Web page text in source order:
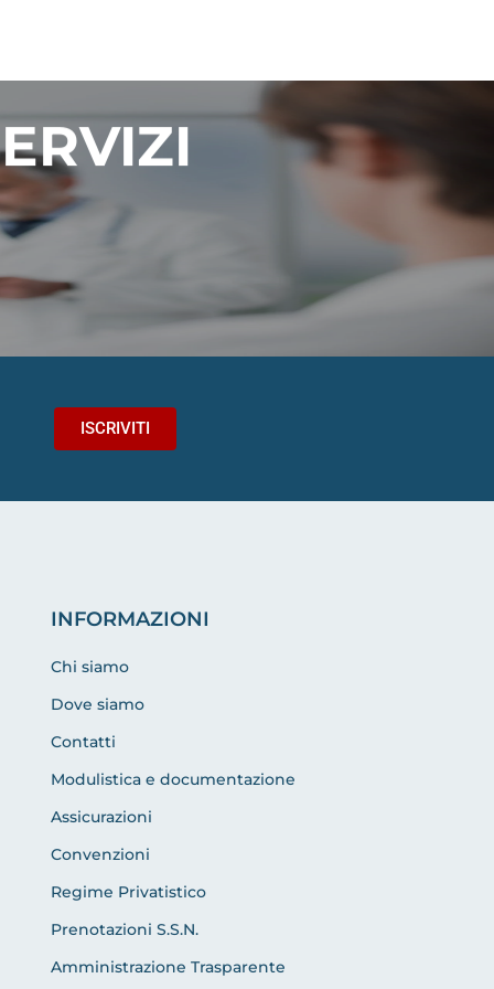
ISCRIVITI
INFORMAZIONI
Chi siamo
Dove siamo
Contatti
Modulistica e documentazione
Assicurazioni
Convenzioni
Regime Privatistico
Prenotazioni S.S.N.
Amministrazione Trasparente